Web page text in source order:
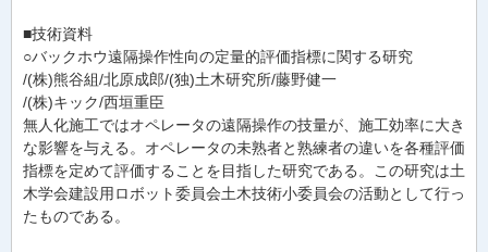
■技術資料
○バックホウ遠隔操作性向の定量的評価指標に関する研究
/(株)熊谷組/北原成郎/(独)土木研究所/藤野健一
/(株)キック/西垣重臣
無人化施工ではオペレータの遠隔操作の技量が、施工効率に大き
な影響を与える。オペレータの未熟者と熟練者の違いを各種評価
指標を定めて評価することを目指した研究である。この研究は土
木学会建設用ロボット委員会土木技術小委員会の活動として行っ
たものである。